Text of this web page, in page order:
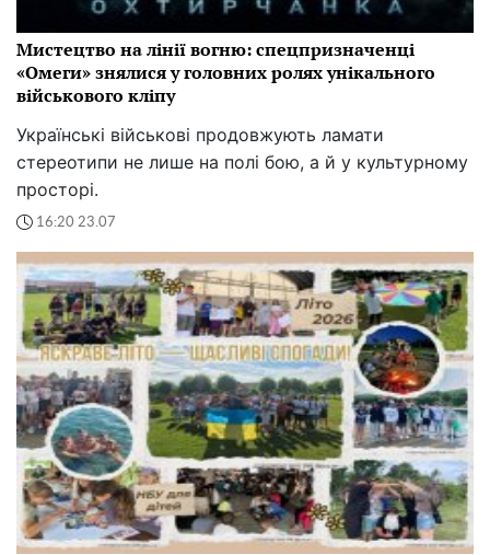
Мистецтво на лінії вогню: спецпризначенці
«Омеги» знялися у головних ролях унікального
військового кліпу
Українські військові продовжують ламати
стереотипи не лише на полі бою, а й у культурному
просторі.
16:20 23.07